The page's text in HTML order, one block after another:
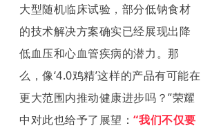
大型随机临床试验，部分低钠食材
的技术解决方案确实已经展现出降
低血压和心血管疾病的潜力。那
么，像‘4.0鸡精’这样的产品有可能在
更大范围内推动健康进步吗？”荣耀
中对此也给予了展望：“我们不仅要